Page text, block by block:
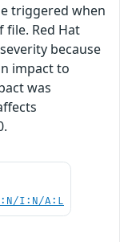
triggered when
file. Red Hat
because
impact to
was
I:N/A:L